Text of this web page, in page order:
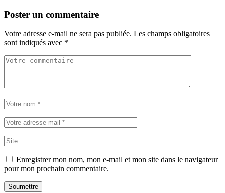
Poster un commentaire
Votre adresse e-mail ne sera pas publiée. Les champs obligatoires
sont indiqués avec *
Enregistrer mon nom, mon e-mail et mon site dans le navigateur
pour mon prochain commentaire.
Soumettre